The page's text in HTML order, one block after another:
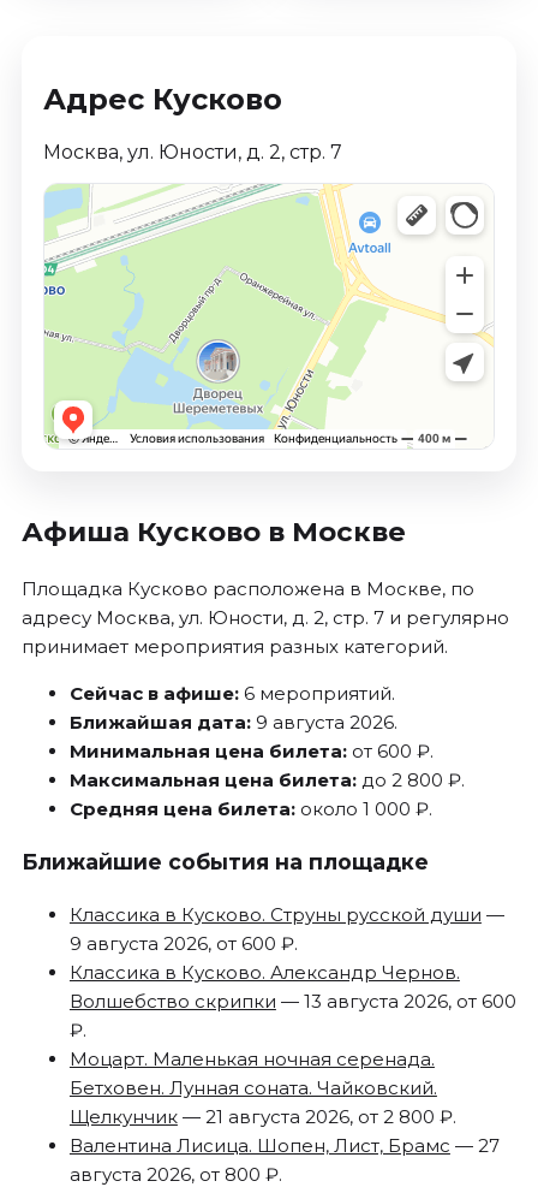
Адрес Кусково
Москва, ул. Юности, д. 2, стр. 7
Афиша Кусково в Москве
Площадка Кусково расположена в Москве, по
адресу Москва, ул. Юности, д. 2, стр. 7 и регулярно
принимает мероприятия разных категорий.
Сейчас в афише:6 мероприятий.
Ближайшая дата:9 августа 2026.
Минимальная цена билета:от 600 ₽.
Максимальная цена билета:до 2 800 ₽.
Средняя цена билета:около 1 000 ₽.
Ближайшие события на площадке
Классика в Кусково. Струны русской души —
9 августа 2026, от 600 ₽.
Классика в Кусково. Александр Чернов.
Волшебство скрипки — 13 августа 2026, от 600
₽.
Моцарт. Маленькая ночная серенада.
Бетховен. Лунная соната. Чайковский.
Щелкунчик— 21 августа 2026, от 2 800 ₽.
Валентина Лисица. Шопен, Лист, Брамс — 27
августа 2026, от 800 ₽.